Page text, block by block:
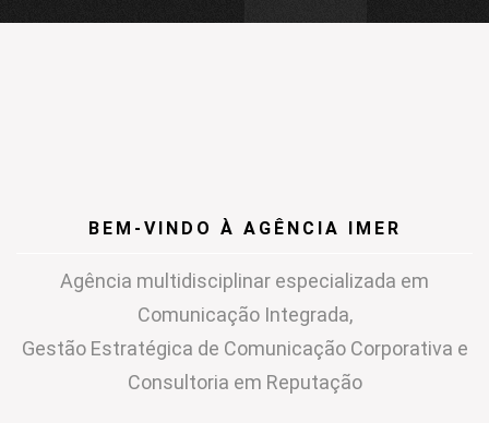
BEM-VINDO À AGÊNCIA IMER
Agência multidisciplinar especializada em
Comunicação Integrada,
Gestão Estratégica de Comunicação Corporativa e
Consultoria em Reputação